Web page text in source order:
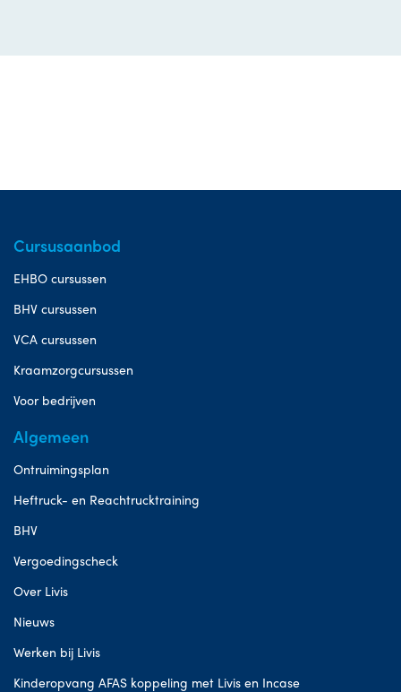
Cursusaanbod
EHBO cursussen
BHV cursussen
VCA cursussen
Kraamzorgcursussen
Voor bedrijven
Algemeen
Ontruimingsplan
Heftruck- en Reachtrucktraining
BHV
Vergoedingscheck
Over Livis
Nieuws
Werken bij Livis
Kinderopvang AFAS koppeling met Livis en Incase